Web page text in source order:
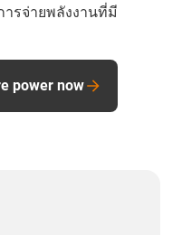
รจ่ายพลังงานที่มี
power now